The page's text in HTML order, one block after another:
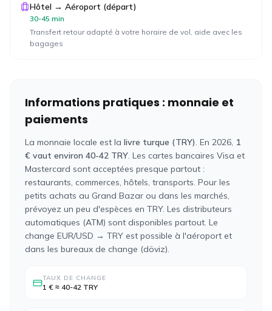
Hôtel → Aéroport (départ)
30-45 min
Transfert retour adapté à votre horaire de vol, aide avec les
bagages
Informations pratiques : monnaie et
paiements
La monnaie locale est la livre turque (TRY). En 2026, 1
€ vaut environ 40-42 TRY. Les cartes bancaires Visa et
Mastercard sont acceptées presque partout :
restaurants, commerces, hôtels, transports. Pour les
petits achats au Grand Bazar ou dans les marchés,
prévoyez un peu d'espèces en TRY. Les distributeurs
automatiques (ATM) sont disponibles partout. Le
change EUR/USD → TRY est possible à l'aéroport et
dans les bureaux de change (döviz).
TAUX DE CHANGE
1 € ≈ 40-42 TRY